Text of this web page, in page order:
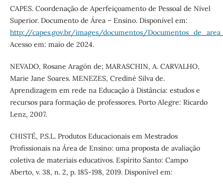
CAPES. Coordenação de Aperfeiçoamento de Pessoal de Nível
Superior. Documento de Área – Ensino. Disponível em:
http://capes.gov.br/images/documentos/
Acesso em: maio de 2024.
NEVADO, Rosane Aragón de; MARASCHIN, A. CARVALHO,
Marie Jane Soares. MENEZES, Crediné Silva de.
Aprendizagem em rede na Educação à Distância: estudos e
recursos para formação de professores. Porto Alegre: Ricardo
Lenz, 2007.
CHISTÉ, P.S.L. Produtos Educacionais em Mestrados
Profissionais na Área de Ensino: uma proposta de avaliação
coletiva de materiais educativos. Espírito Santo: Campo
Aberto, v. 38, n. 2, p. 185-198, 2019. Disponível em: